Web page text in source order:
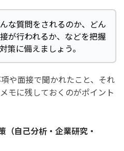
な質問をされるのか、どん
が行われるか、などを把握
策に備えましょう。
や面接で聞かれたこと、それ
モに残しておくのがポイント
（自己分析・企業研究・